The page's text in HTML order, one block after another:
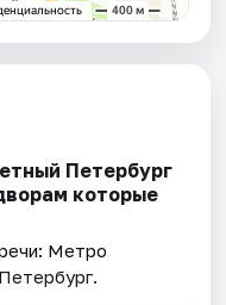
Петербург
которые
Метро